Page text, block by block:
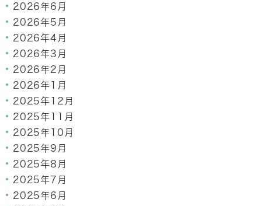
2026年6月
2026年5月
2026年4月
2026年3月
2026年2月
2026年1月
2025年12月
2025年11月
2025年10月
2025年9月
2025年8月
2025年7月
2025年6月